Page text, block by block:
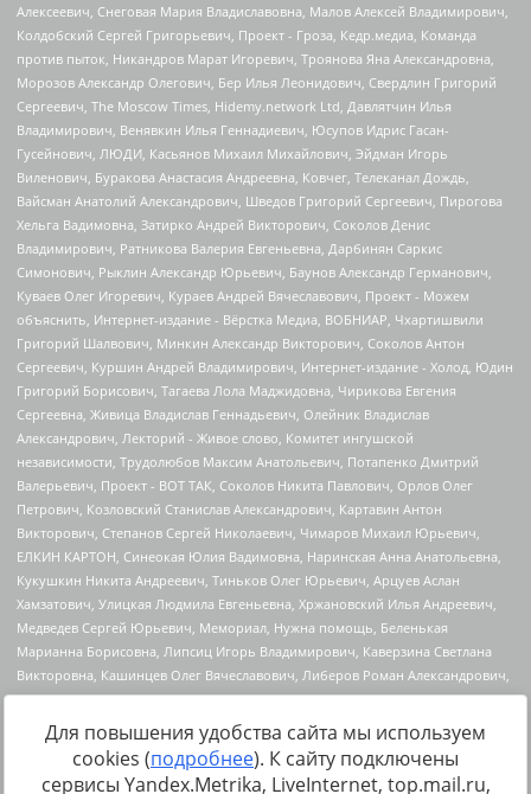
https://minjust.gov.ru/uploaded/files/reestr-
Для повышения удобства сайта мы используем
cookies (подробнее). К сайту подключены
сервисы Yandex.Metrika, LiveInternet, top.mail.ru,